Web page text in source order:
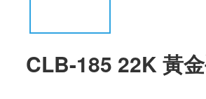
CLB-185 22K 黃